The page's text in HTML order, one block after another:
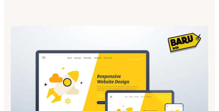
Kalimantan